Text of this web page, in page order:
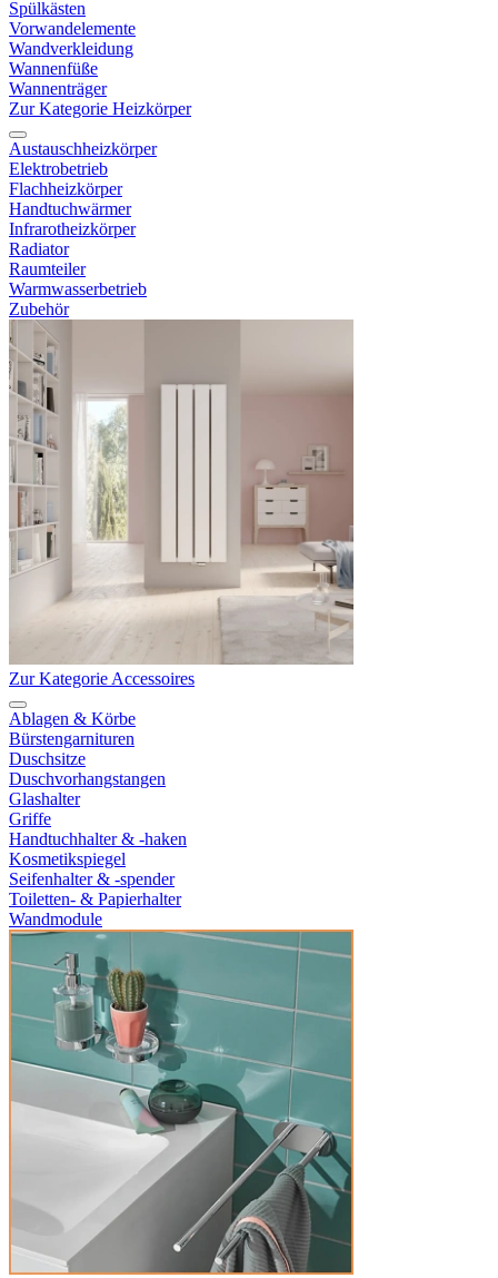
Spülkästen
Vorwandelemente
Wandverkleidung
Wannenfüße
Wannenträger
Zur Kategorie Heizkörper
Austauschheizkörper
Elektrobetrieb
Flachheizkörper
Handtuchwärmer
Infrarotheizkörper
Radiator
Raumteiler
Warmwasserbetrieb
Zubehör
Zur Kategorie Accessoires
Ablagen & Körbe
Bürstengarnituren
Duschsitze
Duschvorhangstangen
Glashalter
Griffe
Handtuchhalter & -haken
Kosmetikspiegel
Seifenhalter & -spender
Toiletten- & Papierhalter
Wandmodule